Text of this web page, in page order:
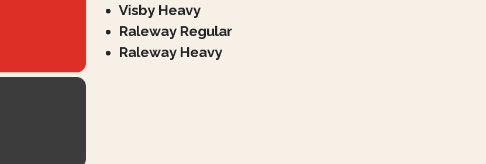
Visby Heavy
Raleway Regular
Raleway Heavy